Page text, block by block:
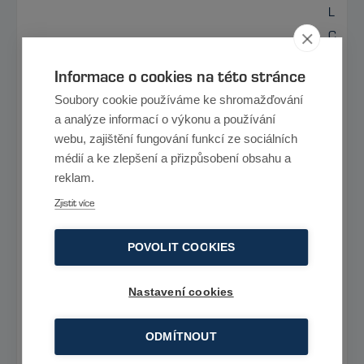
L
C
Informace o cookies na této stránce
Soubory cookie používáme ke shromažďování
a analýze informací o výkonu a používání
webu, zajištění fungování funkcí ze sociálních
médií a ke zlepšení a přizpůsobení obsahu a
reklam.
Zjistit více
POVOLIT COOKIES
Nastavení cookies
ODMÍTNOUT